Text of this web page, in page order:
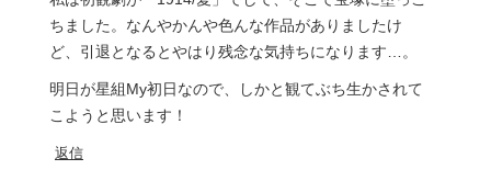
ちました。なんやかんや色んな作品がありましたけ
ど、引退となるとやはり残念な気持ちになります…。
明日が星組My初日なので、しかと観てぶち生かされて
こようと思います！
返信